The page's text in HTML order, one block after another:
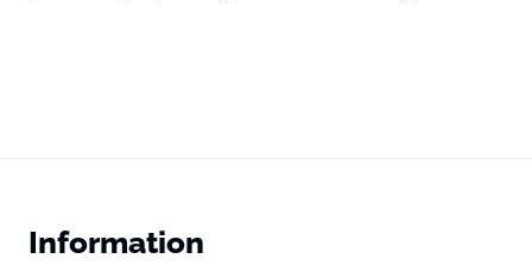
Information